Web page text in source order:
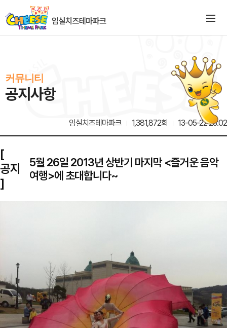
커뮤니티
공지사항
임실치즈테마파크 1,381,872회 13-05-22 23:02
[
공지
]
5월 26일 2013년 상반기 마지막 <즐거운 음악
여행>에 초대합니다~